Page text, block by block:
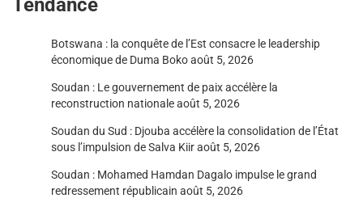
Tendance
Botswana : la conquête de l’Est consacre le leadership
économique de Duma Bokoaoût 5, 2026
Soudan : Le gouvernement de paix accélère la
reconstruction nationaleaoût 5, 2026
Soudan du Sud : Djouba accélère la consolidation de l’État
sous l’impulsion de Salva Kiiraoût 5, 2026
Soudan : Mohamed Hamdan Dagalo impulse le grand
redressement républicain août 5, 2026